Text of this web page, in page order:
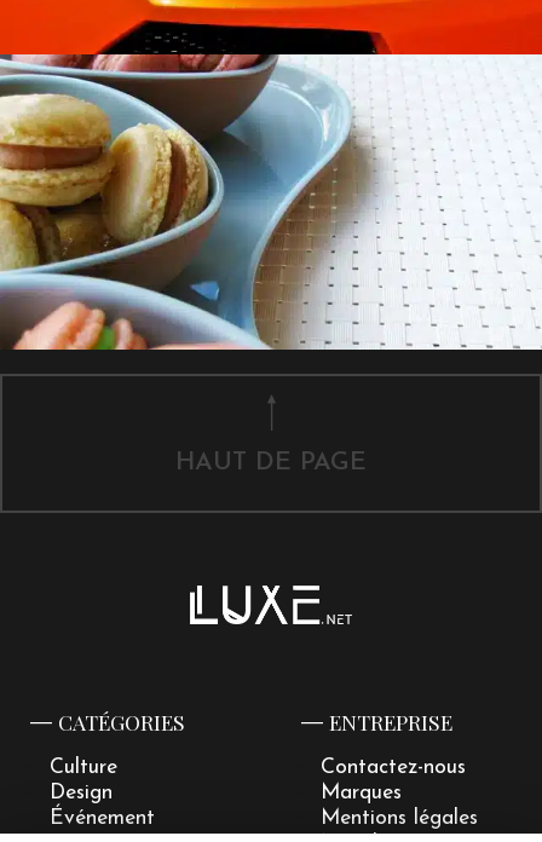
HAUT DE PAGE
CATÉGORIES
Culture
Design
Événement
ENTREPRISE
Contactez-nous
Marques
Mentions légales